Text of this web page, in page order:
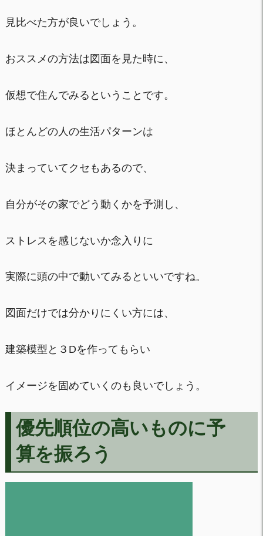
見比べた方が良いでしょう。
おススメの方法は図面を見た時に、
仮想で住んでみるということです。
ほとんどの人の生活パターンは
決まっていてクセもあるので、
自分がその家でどう動くかを予測し、
ストレスを感じないか念入りに
実際に頭の中で動いてみるといいですね。
図面だけでは分かりにくい方には、
建築模型と３Dを作ってもらい
イメージを固めていくのも良いでしょう。
優先順位の高いものに予
算を振ろう